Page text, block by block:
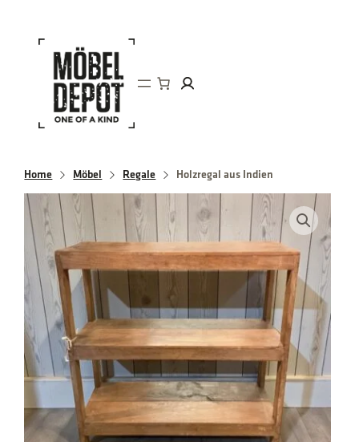
Home Möbel Regale Holzregal aus Indien